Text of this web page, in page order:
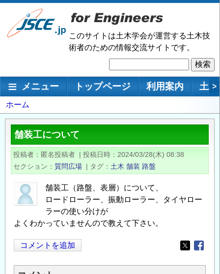
メ
ン
移
このサイトは土木学会が運営する土木技
術者のための情報交流サイトです。
索
メインナビゲーション
メニュー トップページ 利用案内 土 >
パ
ン
く
ず
ホーム
舗装工について
投稿者 匿名投稿者 | 投稿日時
2024/03/28(木) 08:38
セクション
質問広場 | タグ 土木 舗装 路盤
舗装工（路盤、表層）について、
ロードローラー、振動ローラー、タイヤロー
ラーの使い分けが
よくわかっていませんので教えて下さい。
コメントを追加
Opens in